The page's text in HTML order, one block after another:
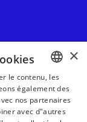
BASQUE
FRENCH
×
le contenu, les
également des
nos partenaires
avec d"autres